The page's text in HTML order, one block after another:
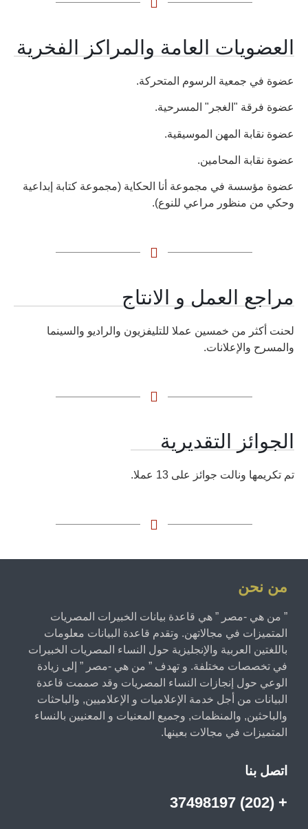
العضويات العامة والمراكز الفخرية
عضوة في جمعية الرسوم المتحركة.
عضوة فرقة "الغجر" المسرحية.
عضوة نقابة المهن الموسيقية.
عضوة نقابة المحامين.
عضوة مؤسسة في مجموعة أنا الحكاية (مجموعة كتابة إبداعية
وحكي من منظور مراعي للنوع).
مراجع العمل و الانتاج
لحنت أكثر من خمسين عملا للتليفزيون والراديو والسينما
والمسرح والإعلانات.
الجوائز التقديرية
تم تكريمها ونالت جوائز على 13 عملا.
من نحن
” من هي -مصر ” هي قاعدة بيانات الخبيرات المصريات
المتميزات في مجالاتهن. وتقدم قاعدة البيانات معلومات
باللغتين العربية والإنجليزية حول النساء المصريات الخبيرات
في تخصصات مختلفة. و تهدف ” من هي -مصر ” إلى زيادة
الوعي حول إنجازات النساء المصريات وقد صممت قاعدة
البيانات من أجل خدمة الإعلاميات و الإعلاميين, والباحثات
والباحثين, والمنظمات, وجميع المعنيات و المعنيين بالنساء
المتميزات في مجالات بعينها.
اتصل بنا
+ (202) 37498197